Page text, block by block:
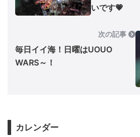
いです💗
次の記事
毎日イイ海！日曜はUOUO
WARS～！
カレンダー